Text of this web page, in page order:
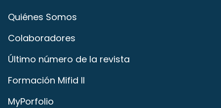
Quiénes Somos
Colaboradores
Último número de la revista
Formación Mifid II
MyPorfolio